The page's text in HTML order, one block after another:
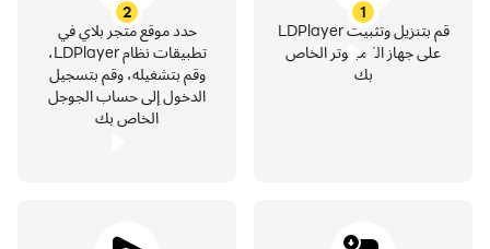
1
قم بتنزيل وتثبيت LDPlayer
على جهاز الكمبيوتر الخاص
بك
2
حدد موقع متجر بلاي في
تطبيقات نظام LDPlayer،
وقم بتشغيله، وقم بتسجيل
الدخول إلى حساب الجوجل
الخاص بك